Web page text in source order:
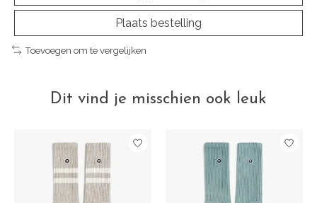
Plaats bestelling
Toevoegen om te vergelijken
Dit vind je misschien ook leuk
Items van productcarrousel